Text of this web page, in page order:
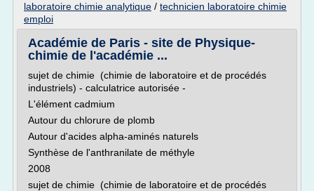
laboratoire chimie analytique / technicien laboratoire chimie
emploi
Académie de Paris - site de Physique-
chimie de l'académie ...
sujet de chimie (chimie de laboratoire et de procédés
industriels) - calculatrice autorisée -
L'élément cadmium
Autour du chlorure de plomb
Autour d'acides alpha-aminés naturels
Synthèse de l'anthranilate de méthyle
2008
sujet de chimie (chimie de laboratoire et de procédés